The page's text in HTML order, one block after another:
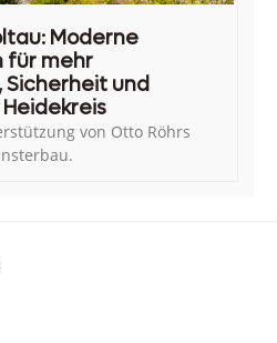
Moderne
für mehr
Sicherheit und
von Otto Röhrs